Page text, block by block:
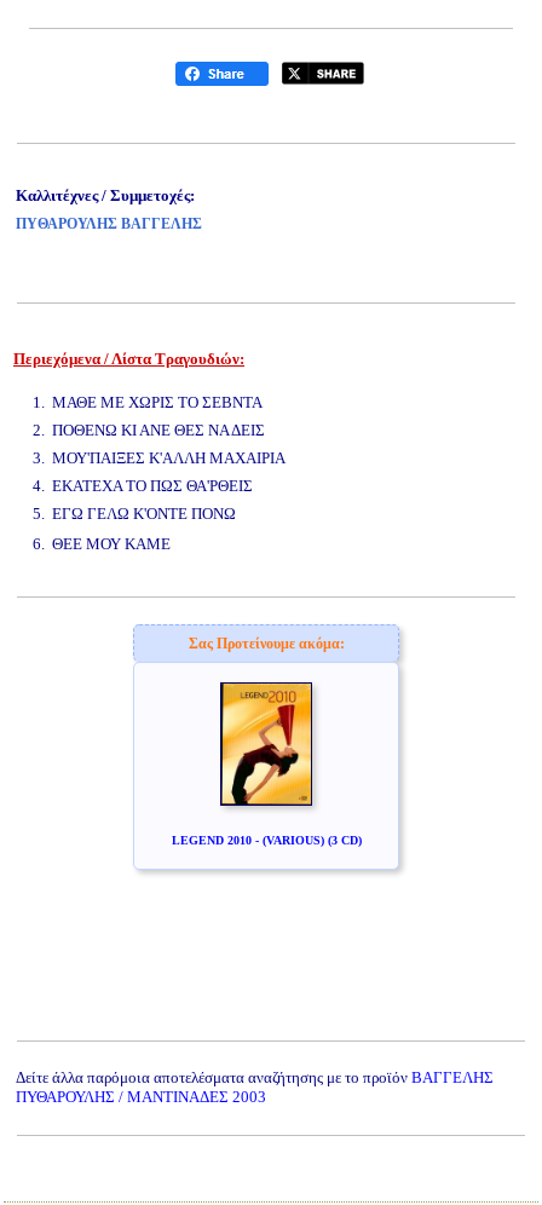
Καλλιτέχνες / Συμμετοχές:
ΠΥΘΑΡΟΥΛΗΣ ΒΑΓΓΕΛΗΣ
Περιεχόμενα / Λίστα Τραγουδιών:
1. ΜΑΘΕ ΜΕ ΧΩΡΙΣ ΤΟ ΣΕΒΝΤΑ
2. ΠΟΘΕΝΩ ΚΙ ΑΝΕ ΘΕΣ ΝΑ ΔΕΙΣ
3. ΜΟΥ'ΠΑΙΞΕΣ Κ'ΑΛΛΗ ΜΑΧΑΙΡΙΑ
4. ΕΚΑΤΕΧΑ ΤΟ ΠΩΣ ΘΑ'ΡΘΕΙΣ
5. ΕΓΩ ΓΕΛΩ Κ'ΟΝΤΕ ΠΟΝΩ
6. ΘΕΕ ΜΟΥ ΚΑΜΕ
Σας Προτείνουμε ακόμα:
LEGEND 2010 - (VARIOUS) (3 CD)
Δείτε άλλα παρόμοια αποτελέσματα αναζήτησης με το προϊόν ΒΑΓΓΕΛΗΣ
ΠΥΘΑΡΟΥΛΗΣ / ΜΑΝΤΙΝΑΔΕΣ 2003